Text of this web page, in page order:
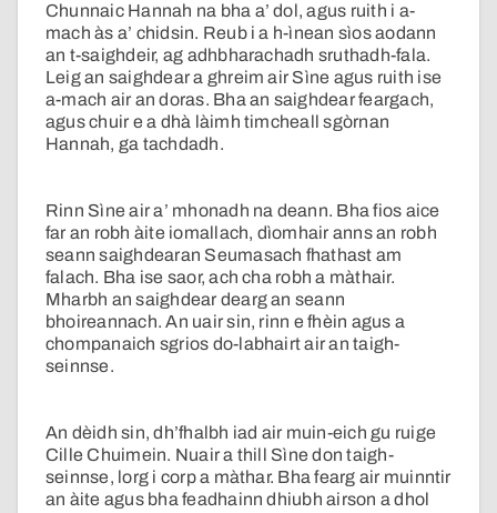
Chunnaic Hannah na bha a’ dol, agus ruith i a-
mach às a’ chidsin. Reub i a h-ìnean sìos aodann
an t-saighdeir, ag adhbharachadh sruthadh-fala.
Leig an saighdear a ghreim air Sìne agus ruith ise
a-mach air an doras. Bha an saighdear feargach,
agus chuir e a dhà làimh timcheall sgòrnan
Hannah, ga tachdadh.
Rinn Sìne air a’ mhonadh na deann. Bha fios aice
far an robh àite iomallach, dìomhair anns an robh
seann saighdearan Seumasach fhathast am
falach. Bha ise saor, ach cha robh a màthair.
Mharbh an saighdear dearg an seann
bhoireannach. An uair sin, rinn e fhèin agus a
chompanaich sgrios do-labhairt air an taigh-
seinnse.
An dèidh sin, dh’fhalbh iad air muin-eich gu ruige
Cille Chuimein. Nuair a thill Sìne don taigh-
seinnse, lorg i corp a màthar. Bha fearg air muinntir
an àite agus bha feadhainn dhiubh airson a dhol